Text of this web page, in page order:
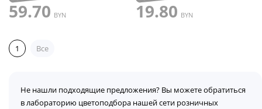
59.70 BYN 19.80 BYN
1 Все
Не нашли подходящие предложения? Вы можете обратиться
в лабораторию цветоподбора нашей сети розничных